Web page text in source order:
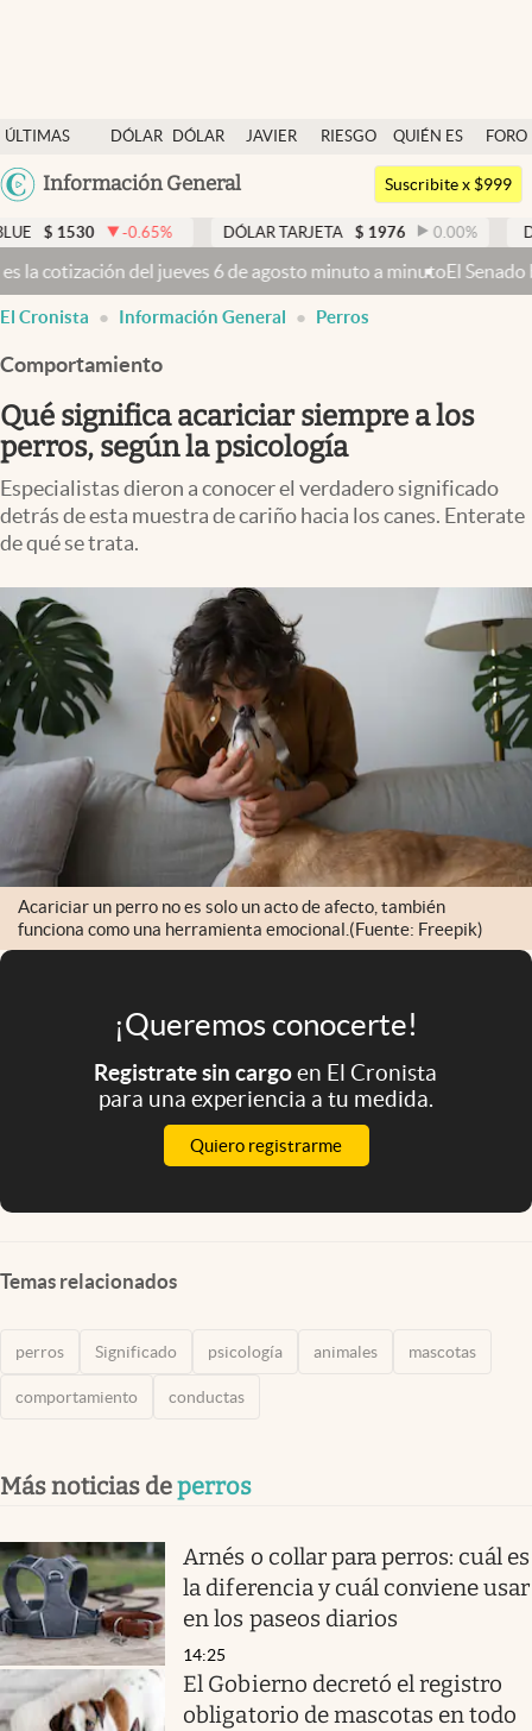
ÚLTIMAS
NOTICIAS
DÓLAR
DÓLAR
JAVIER
RIESGO
QUIÉN ES
QUIÉN
FORO
Argentina
México
Información General
Dólar
Members
Economía y Política
Finanzas y Mercados
Mercados Online
Negocios
Columnistas
Otras secciones
Apertura
Infotechnology
Clase
Clima
Mundial 2026
Eventos Corporativos
El Cronista Studio
abre en nueva pestaña
Suscribite x $999
% DÓLAR TARJETA 1976 0.00% DÓLAR MEP
minuto a minuto El Senado busca aprobar la Ley de
El Cronista Información General Perros
Comportamiento
Qué significa acariciar siempre a los
perros, según la psicología
Especialistas dieron a conocer el verdadero significado
detrás de esta muestra de cariño hacia los canes. Enterate
de qué se trata.
Acariciar un perro no es solo un acto de afecto, también
funciona como una herramienta emocional.(Fuente: Freepik)
¡Queremos conocerte!
Registrate sin cargoen El Cronista
para una experiencia a tu medida.
Quiero registrarme
Temas relacionados
perros Significado psicología animales mascotas
comportamiento conductas
Más noticias deperros
Arnés o collar para perros: cuál es
la diferencia y cuál conviene usar
en los paseos diarios
14:25
El Gobierno decretó el registro
obligatorio de mascotas en todo